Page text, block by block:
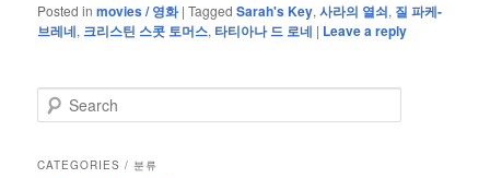
Posted in movies / 영화 |Tagged Sarah's Key,사라의 열쇠, 질 파케-
브레네, 크리스틴 스콧 토머스, 타티아나 드 로네 | Leave a reply
e
rCATEGORIES / 분류